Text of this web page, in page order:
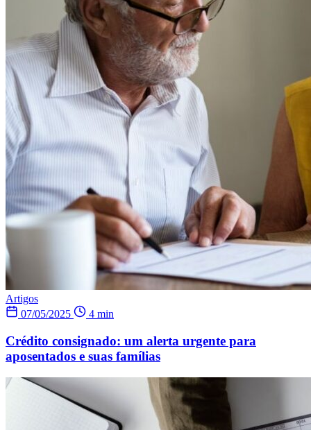
Artigos
07/05/2025
4 min
Crédito consignado: um alerta urgente para
aposentados e suas famílias